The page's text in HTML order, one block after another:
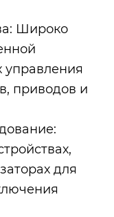
Широко
управления
приводов и
для